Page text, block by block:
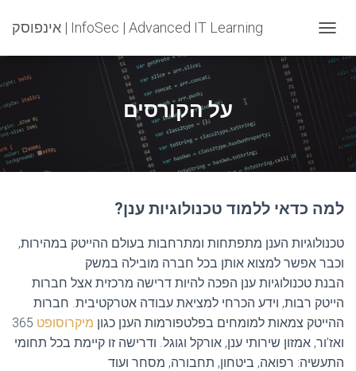
אינפוסק | InfoSec | Advanced IT Learning
O
A
N
על הקורסים
?למה כדאי ללמוד טכנולוגיות ענן
טכנולוגיות הענן מתפתחות ומתרחבות בעולם ההייטק במהירות,
וכבר אפשר למצוא אותן בכל חברה מובילה במשק
הבנת טכנולוגיות ענן הפכה להיות דרישה מרכזית אצל חברות
הייטק רבות, וידע הכרחי למציאת עבודה אטרקטיבית. חברות
ההייטק צמאות למומחים בפלטפורמות הענן כגון מיקרוסופט 365
ואז’ור, אמזון שירותי ענן, אורקל וגוגל. ודרישה זו קיימת בכל תחומי
התעשיה: רפואה, ביטחון, תחבורה, מסחר ועוד